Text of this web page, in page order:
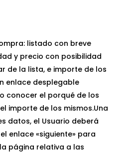
listado con breve
y precio con posibilidad
de la lista, e importe de los
enlace desplegable
conocer el porqué de los
importe de los mismos.Una
datos, el Usuario deberá
enlace «siguiente» para
página relativa a las